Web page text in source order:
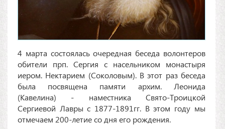
4 марта состоялась очередная беседа волонтеров
обители прп. Сергия с насельником монастыря
иером. Нектарием (Соколовым). В этот раз беседа
была посвящена памяти архим. Леонида
(Кавелина) - наместника Свято-Троицкой
Сергиевой Лавры с 1877-1891гг. В этом году мы
отмечаем 200-летие со дня его рождения.